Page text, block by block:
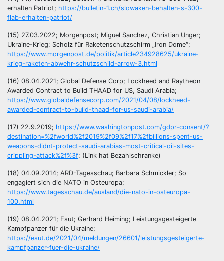
erhalten Patriot; https://bulletin-1.ch/slowaken-behalten-s-300-
flab-erhalten-patriot/
(15) 27.03.2022; Morgenpost; Miguel Sanchez, Christian Unger;
Ukraine-Krieg: Scholz für Raketenschutzschirm „Iron Dome“;
https://www.morgenpost.de/politik/article234928625/ukraine-
krieg-raketen-abwehr-schutzschild-arrow-3.html
(16) 08.04.2021; Global Defense Corp; Lockheed and Raytheon
Awarded Contract to Build THAAD for US, Saudi Arabia;
https://www.globaldefensecorp.com/2021/04/08/lockheed-
awarded-contract-to-build-thaad-for-us-saudi-arabia/
(17) 22.9.2019; https://www.washingtonpost.com/gdpr-consent/?
destination=%2fworld%2f2019%2f09%2f17%2fbillions-spent-us-
weapons-didnt-protect-saudi-arabias-most-critical-oil-sites-
crippling-attack%2f%3f; (Link hat Bezahlschranke)
(18) 04.09.2014; ARD-Tagesschau; Barbara Schmickler; So
engagiert sich die NATO in Osteuropa;
https://www.tagesschau.de/ausland/die-nato-in-osteuropa-
100.html
(19) 08.04.2021; Esut; Gerhard Heiming; Leistungsgesteigerte
Kampfpanzer für die Ukraine;
https://esut.de/2021/04/meldungen/26601/leistungsgesteigerte-
kampfpanzer-fuer-die-ukraine/